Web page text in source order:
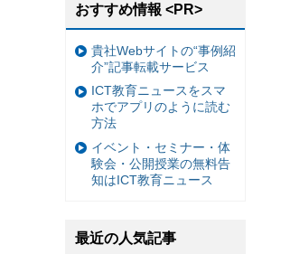
おすすめ情報 <PR>
貴社Webサイトの“事例紹
介”記事転載サービス
ICT教育ニュースをスマ
ホでアプリのように読む
方法
イベント・セミナー・体
験会・公開授業の無料告
知はICT教育ニュース
最近の人気記事